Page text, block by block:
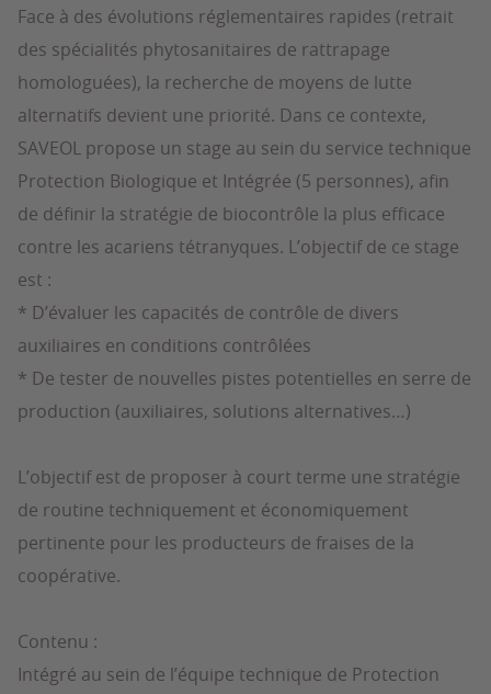
Face à des évolutions réglementaires rapides (retrait
des spécialités phytosanitaires de rattrapage
homologuées), la recherche de moyens de lutte
alternatifs devient une priorité. Dans ce contexte,
SAVEOL propose un stage au sein du service technique
Protection Biologique et Intégrée (5 personnes), afin
de définir la stratégie de biocontrôle la plus efficace
contre les acariens tétranyques. L’objectif de ce stage
est :
* D’évaluer les capacités de contrôle de divers
auxiliaires en conditions contrôlées
* De tester de nouvelles pistes potentielles en serre de
production (auxiliaires, solutions alternatives…)
L’objectif est de proposer à court terme une stratégie
de routine techniquement et économiquement
pertinente pour les producteurs de fraises de la
coopérative.
Contenu :
Intégré au sein de l’équipe technique de Protection